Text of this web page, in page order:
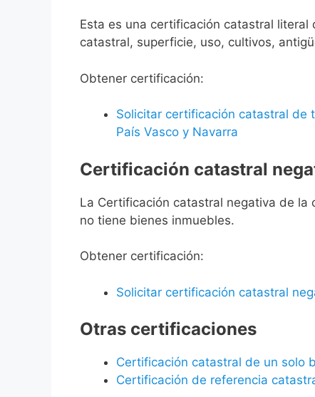
Esta es una certificación catastral
catastral, superficie, uso, cultivos,
Obtener certificación:
Solicitar certificación catastral de
País Vasco y Navarra
Certificación catastral
La Certificación catastral negativa de
no tiene bienes inmuebles.
Obtener certificación:
Solicitar certificación catastral
Otras certificaciones
Certificación catastral de un solo
Certificación de referencia